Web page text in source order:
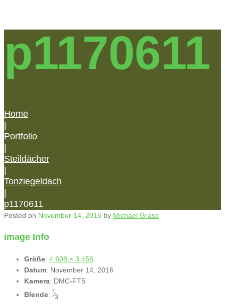
p1170611
Home
Portfolio
Steildächer
Tonziegeldach
p1170611
Posted on November 14, 2016 by Michael Grass
image Info
Größe: 4.608 × 3.456
Datum: November 14, 2016
Kamera: DMC-FT5
Blende: f⁄3